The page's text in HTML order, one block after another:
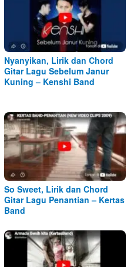
Nyanyikan, Lirik dan Chord
Gitar Lagu Sebelum Janur
Kuning – Kenshi Band
So Sweet, Lirik dan Chord
Gitar Lagu Penantian – Kertas
Band